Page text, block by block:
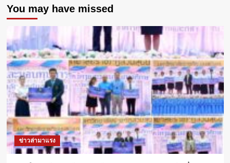
เท่า
ทัน
อุบัติภัย
บ้าน
ปลอดภัย
อุ่น
ใจ
ทั้ง
โรงเรียน”
คณะ
กร
รมาธิ
การฯ.
ร่วม
กับ
You may have missed
ข่าวล่ามาแรง